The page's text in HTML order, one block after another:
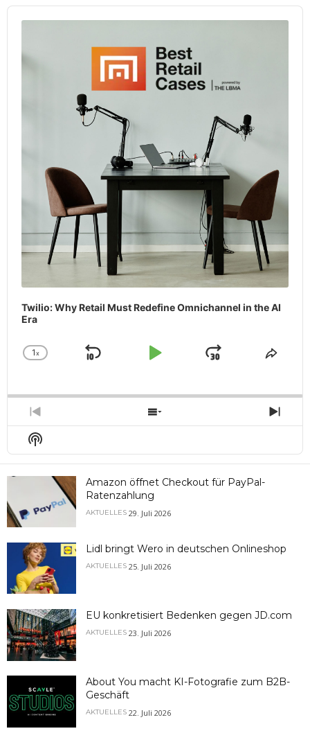
Audio
Player
Twilio: Why Retail Must Redefine Omnichannel in the AI
Era
Change
1x
Skip
Play
Jump
Share
Previous
Episode
Show
Episodes
Next
Show
Podcast
Information
Amazon öffnet Checkout für PayPal-
Ratenzahlung
AKTUELLES 29. Juli 2026
Lidl bringt Wero in deutschen Onlineshop
AKTUELLES 25. Juli 2026
EU konkretisiert Bedenken gegen JD.com
AKTUELLES 23. Juli 2026
About You macht KI-Fotografie zum B2B-
Geschäft
AKTUELLES 22. Juli 2026